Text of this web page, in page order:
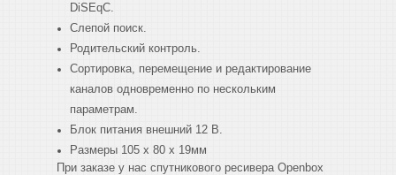
DiSEqC.
Слепой поиск.
Родительский контроль.
Сортировка, перемещение и редактирование
каналов одновременно по нескольким
параметрам.
Блок питания внешний 12 В.
Размеры 105 х 80 х 19мм
При заказе у нас спутникового ресивера Openbox